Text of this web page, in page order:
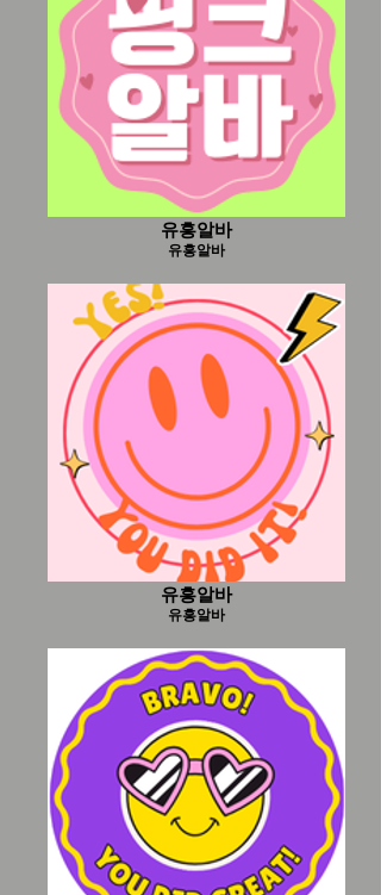
유흥알바
유흥알바
유흥알바
유흥알바